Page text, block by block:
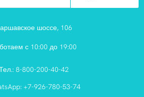
шоссе, 106
с 10:00 до 19:00
8-800-200-40-42
+7-926-780-53-74